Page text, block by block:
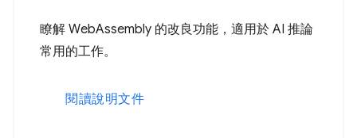
瞭解 WebAssembly 的改良功能，適用於 AI 推論
常用的工作。
閱讀說明文件